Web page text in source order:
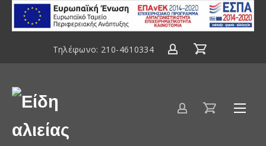
ΕΣΠΑ
2014-
2020
Τηλέφωνο: 210-4610334
Είδη
αλιείας